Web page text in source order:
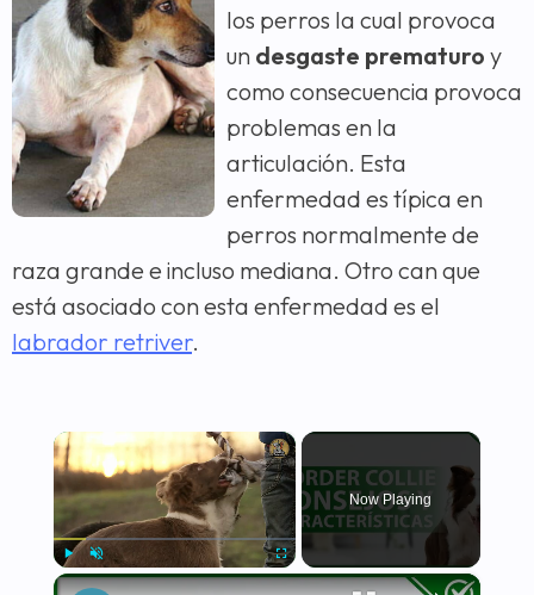
los perros la cual provoca
un desgaste prematuro y
como consecuencia provoca
problemas en la
articulación. Esta
enfermedad es típica en
perros normalmente de
raza grande e incluso mediana. Otro can que
está asociado con esta enfermedad es el
labrador retriver.
×
Play Unmute Fullscreen
Now Playing
×